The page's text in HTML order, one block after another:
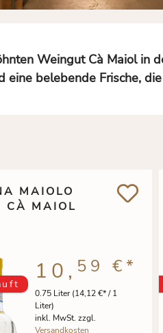
Weingut Cà Maiol
eine belebende Frische,
MAIOLO
MAIOL
0.75 Liter(14,12 €* / 1
Liter)
inkl. MwSt. zzgl.
Versandkosten
10, 59 €*